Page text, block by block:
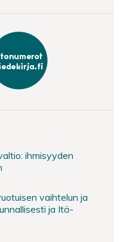
ihmisyyden
vaihtelun ja
ja Itä-